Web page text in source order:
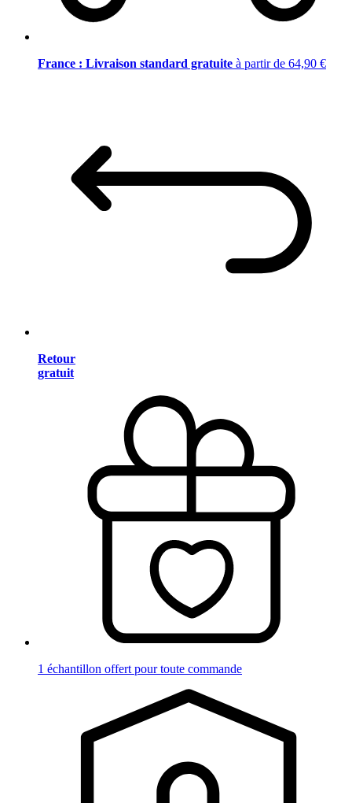
France : Livraison standard gratuite à partir de 64,90 €
Retour
gratuit
1 échantillon offert pour toute commande